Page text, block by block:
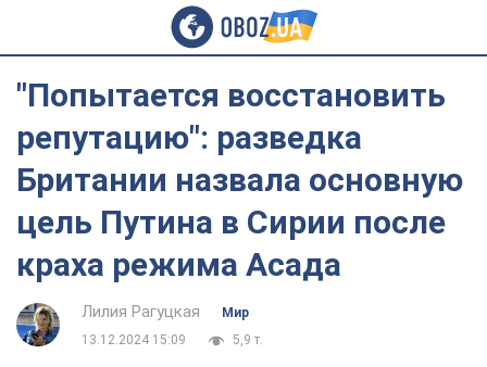
"Попытается восстановить
репутацию": разведка
Британии назвала основную
цель Путина в Сирии после
краха режима Асада
Лилия Рагуцкая
Мир
13.12.2024 15:09
5,9 т.